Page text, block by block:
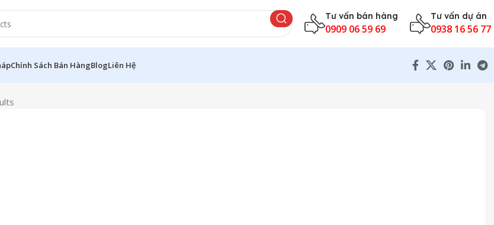
Tư vấn bán hàng
0909 06 59 69
Tư vấn dự án
0938 16 56 77
Chính Sách Bán HàngBlogLiên Hệ